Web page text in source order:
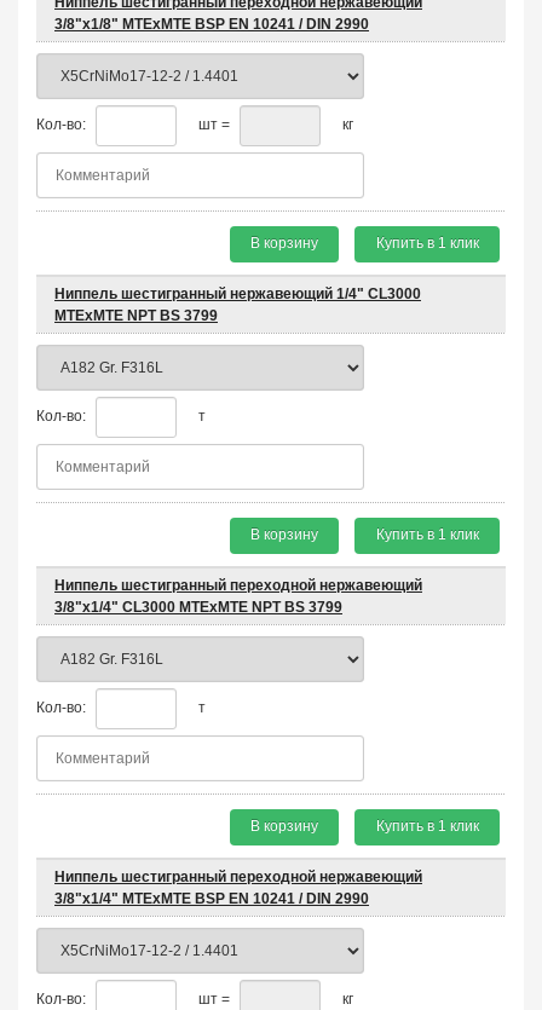
3/8"х1/8" MTEхMTE BSP EN 10241 / DIN 2990
Кол-во: шт = кг
В корзину Купить в 1 клик
Ниппель шестигранный нержавеющий 1/4" CL3000
MTEхMTE NPT BS 3799
Кол-во: т
В корзину Купить в 1 клик
Ниппель шестигранный переходной нержавеющий
3/8"х1/4" CL3000 MTEхMTE NPT BS 3799
Кол-во: т
В корзину Купить в 1 клик
Ниппель шестигранный переходной нержавеющий
3/8"х1/4" MTEхMTE BSP EN 10241 / DIN 2990
Кол-во: шт = кг